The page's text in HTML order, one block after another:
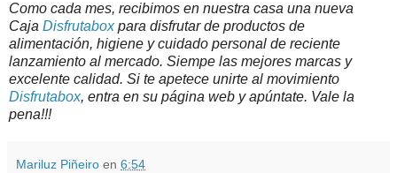
Como cada mes, recibimos en nuestra casa una nueva
Caja Disfrutaboxpara disfrutar de productos de
alimentación, higiene y cuidado personal de reciente
lanzamiento al mercado. Siempe las mejores marcas y
excelente calidad. Si te apetece unirte al movimiento
Disfrutabox, entra en su página web y apúntate. Vale la
pena!!!
Mariluz Piñeiro en 6:54